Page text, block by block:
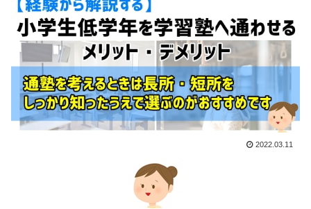
2022.03.11